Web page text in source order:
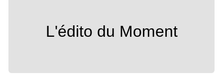
L'édito du Moment